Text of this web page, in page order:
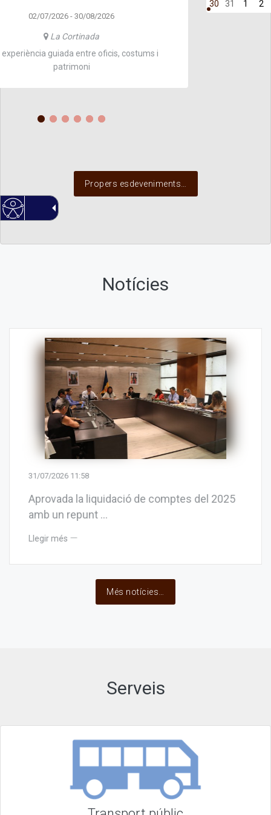
02/07/2026 - 30/08/2026
La Cortinada
experiència guiada entre oficis, costums i
patrimoni
30 31 1 2
Propers esdeveniments…
Notícies
31/07/2026 11:58
Aprovada la liquidació de comptes del 2025
amb un repunt ...
Llegir més
Més notícies…
Serveis